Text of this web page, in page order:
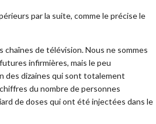
par la suite, comme le précise le
de télévision. Nous ne sommes
infirmières, mais le peu
des dizaines qui sont totalement
du nombre de personnes
de doses qui ont été injectées dans le